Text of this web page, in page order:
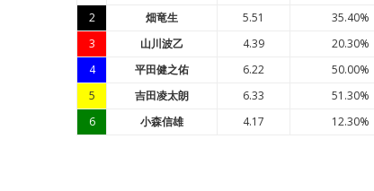
2
畑竜生 5.51 35.40%
3
山川波乙 4.39 20.30%
4
平田健之佑 6.22 50.00%
5
吉田凌太朗 6.33 51.30%
6
小森信雄 4.17 12.30%